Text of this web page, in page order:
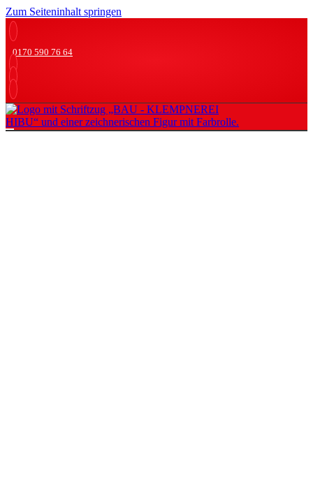
Zum Seiteninhalt springen
0170 590 76 64